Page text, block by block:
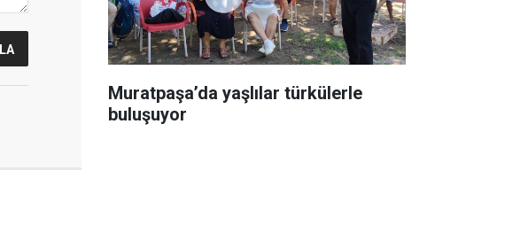
Muratpaşa’da yaşlılar türkülerle
buluşuyor